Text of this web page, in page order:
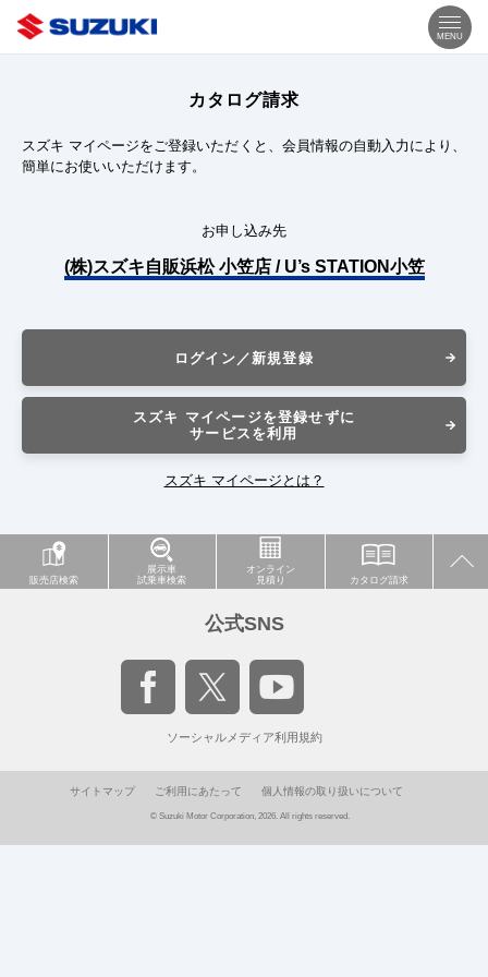
MENU
カタログ請求
スズキ マイページをご登録いただくと、会員情報の自動入力により、
簡単にお使いいただけます。
お申し込み先
(株)スズキ自販浜松 小笠店 / U’s STATION小笠
ログイン／新規登録
スズキ マイページを登録せずに
サービスを利用
スズキ マイページとは？
販売店検索
展示車
試乗車検索
オンライン
見積り
カタログ請求
公式SNS
ソーシャルメディア利用規約
サイトマップ ご利用にあたって 個人情報の取り扱いについて
© Suzuki Motor Corporation, 2026. All rights reserved.